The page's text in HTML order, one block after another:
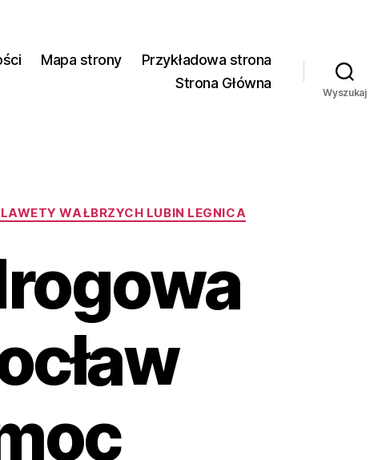
Mapa strony
Przykładowa strona
Strona Główna
Wyszukaj
WAŁBRZYCH LUBIN LEGNICA